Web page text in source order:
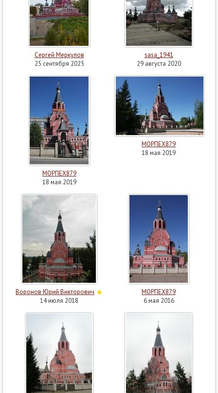
Сергей Меркулов
25 сентября 2025
sasa_1941
29 августа 2020
МОРПЕХ879
18 мая 2019
МОРПЕХ879
18 мая 2019
Воронов Юрий Викторович
14 июля 2018
МОРПЕХ879
6 мая 2016